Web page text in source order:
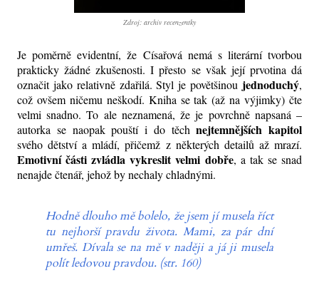
Zdroj: archiv recenzentky
Je poměrně evidentní, že Císařová nemá s literární tvorbou
prakticky žádné zkušenosti. I přesto se však její prvotina dá
označit jako relativně zdařilá. Styl je povětšinou jednoduchý,
což ovšem ničemu neškodí. Kniha se tak (až na výjimky) čte
velmi snadno. To ale neznamená, že je povrchně napsaná –
autorka se naopak pouští i do těchnejtemnějších kapitol
svého dětství a mládí, přičemž z některých detailů až mrazí.
Emotivní části zvládla vykreslit velmi dobře, a tak se snad
nenajde čtenář, jehož by nechaly chladnými.
Hodně dlouho mě bolelo, že jsem jí musela říct
tu nejhorší pravdu života. Mami, za pár dní
umřeš. Dívala se na mě v naději a já ji musela
polít ledovou pravdou. (str. 160)